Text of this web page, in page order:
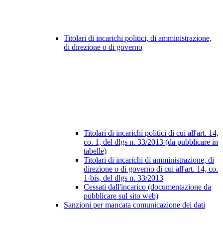
Titolari di incarichi politici, di amministrazione,
di direzione o di governo
Titolari di incarichi politici di cui all'art. 14,
co. 1, del dlgs n. 33/2013 (da pubblicare in
tabelle)
Titolari di incarichi di amministrazione, di
direzione o di governo di cui all'art. 14, co.
1-bis, del dlgs n. 33/2013
Cessati dall'incarico (documentazione da
pubblicare sul sito web)
Sanzioni per mancata comunicazione dei dati